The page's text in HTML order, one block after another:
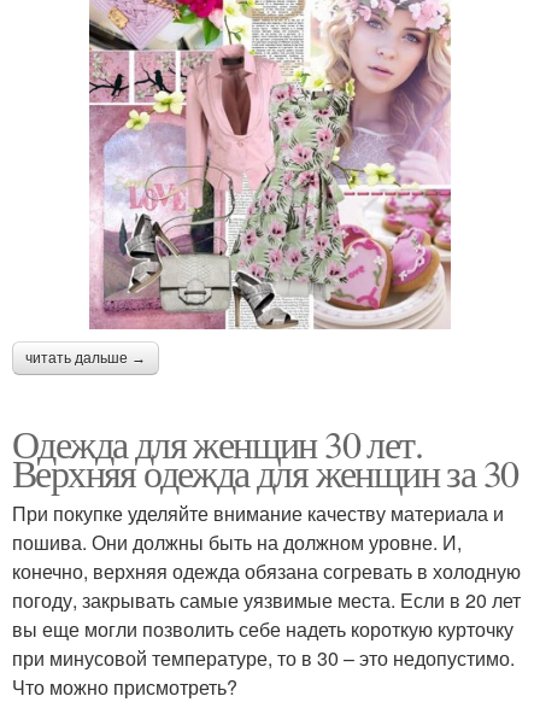
читать дальше →
Одежда для женщин 30 лет.
Верхняя одежда для женщин за 30
При покупке уделяйте внимание качеству материала и
пошива. Они должны быть на должном уровне. И,
конечно, верхняя одежда обязана согревать в холодную
погоду, закрывать самые уязвимые места. Если в 20 лет
вы еще могли позволить себе надеть короткую курточку
при минусовой температуре, то в 30 – это недопустимо.
Что можно присмотреть?